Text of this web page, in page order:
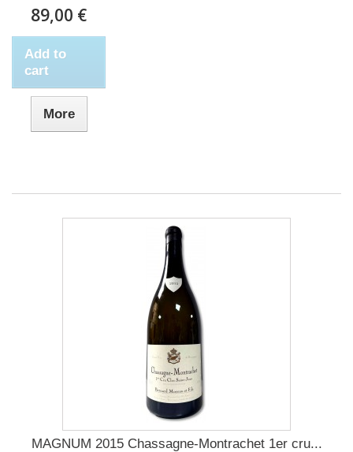
89,00 €
Add to
cart
More
MAGNUM 2015 Chassagne-Montrachet 1er cru...